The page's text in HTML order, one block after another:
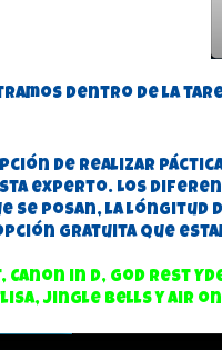
dentro de la
de realizar
experto. Los
se posan, la lóngitud
gratuita que
in D, God Rest
Jingle Bells y Air